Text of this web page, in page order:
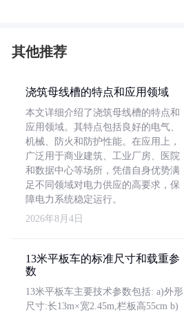
其他推荐
浇筑母线槽的特点和应用领域
本文详细介绍了浇筑母线槽的特点和
应用领域。其特点包括良好的电气、
机械、防火和防护性能。在应用上，
广泛用于商业建筑、工业厂房、医院
和数据中心等场所，凭借自身优势满
足不同领域对电力供应的高要求，保
障电力系统稳定运行。
2026年8月4日
13米平板车的标准尺寸和载重参
数
13米平板车主要技术参数包括: a)外形
尺寸:长13m×宽2.45m,栏板高55cm b)